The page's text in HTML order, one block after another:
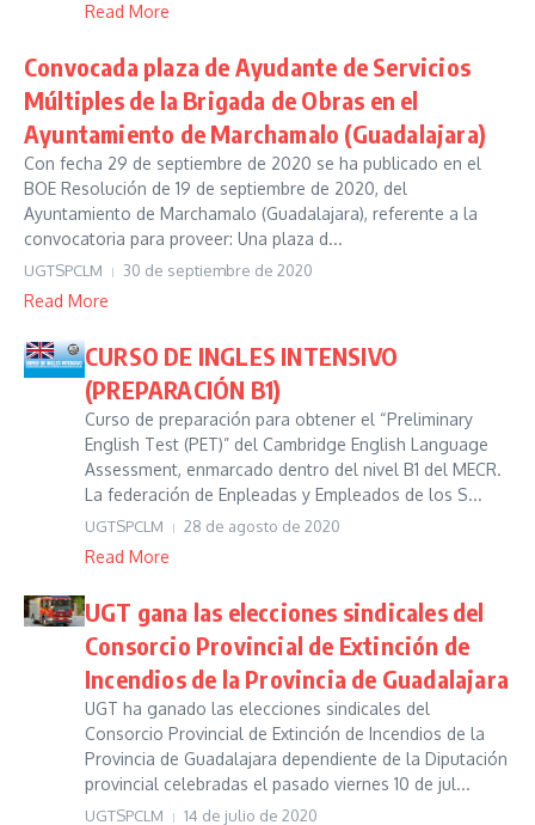
Read More
Convocada plaza de Ayudante de Servicios
Múltiples de la Brigada de Obras en el
Ayuntamiento de Marchamalo (Guadalajara)
Con fecha 29 de septiembre de 2020 se ha publicado en el
BOE Resolución de 19 de septiembre de 2020, del
Ayuntamiento de Marchamalo (Guadalajara), referente a la
convocatoria para proveer: Una plaza d...
UGTSPCLM 30 de septiembre de 2020
Read More
CURSO DE INGLES INTENSIVO
(PREPARACIÓN B1)
Curso de preparación para obtener el “Preliminary
English Test (PET)” del Cambridge English Language
Assessment, enmarcado dentro del nivel B1 del MECR.
La federación de Enpleadas y Empleados de los S...
UGTSPCLM 28 de agosto de 2020
Read More
UGT gana las elecciones sindicales del
Consorcio Provincial de Extinción de
Incendios de la Provincia de Guadalajara
UGT ha ganado las elecciones sindicales del
Consorcio Provincial de Extinción de Incendios de la
Provincia de Guadalajara dependiente de la Diputación
provincial celebradas el pasado viernes 10 de jul...
UGTSPCLM 14 de julio de 2020